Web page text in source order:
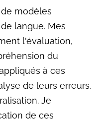
modèles
langue. Mes
l'évaluation,
du
à ces
de leurs erreurs,
Je
de ces